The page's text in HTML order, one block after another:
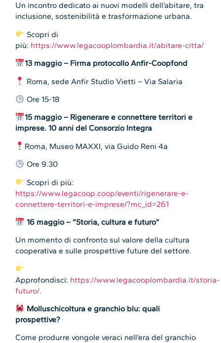
Un incontro dedicato ai nuovi modelli dell’abitare, tra
inclusione, sostenibilità e trasformazione urbana.
Scopri di
più: https://www.legacooplombardia.it/abitare-citta/
13 maggio – Firma protocollo Anfir-Coopfond
Roma, sede Anfir Studio Vietti – Via Salaria
Ore 15-18
15 maggio – Rigenerare e connettere territori e
imprese. 10 anni del Consorzio Integra
Roma, Museo MAXXI, via Guido Reni 4a
Ore 9.30
Scopri di più:
https://www.legacoop.coop/eventi/rigenerare-e-
connettere-territori-e-imprese/?mc_id=261
16 maggio – “Storia, cultura e futuro”
Un momento di confronto sul valore della cultura
cooperativa e sulle prospettive future del settore.
Approfondisci: https://www.legacooplombardia.it/storia-
futuro/.
Molluschicoltura e granchio blu: quali
prospettive?
Come produrre vongole veraci nell’era del granchio